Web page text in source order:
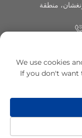
منطقة
We use cookies
If you don't want